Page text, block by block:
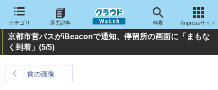
カテゴリ 過去記事 検索 Impressサイト
京都市営バスがiBeaconで通知、停留所の画面に「まもな
く到着」 (5/5)
前の画像